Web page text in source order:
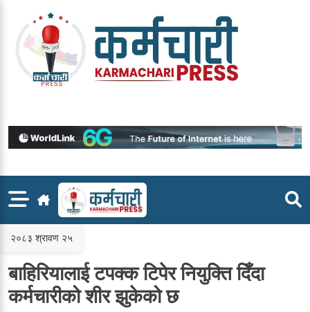
content
२०८३ श्रावण २५
बाहिरियालाई टपक्क टिपेर नियुक्ति दिँदा
कर्मचारीको शीर झुकेको छ